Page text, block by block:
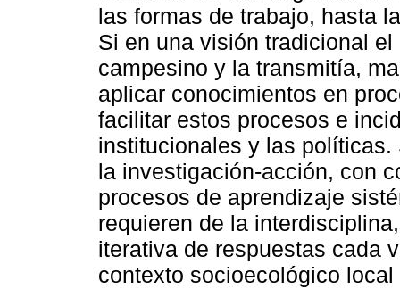
las formas de trabajo, hasta
Si en una visión tradicional
campesino y la transmitía,
aplicar conocimientos en
facilitar estos procesos e
institucionales y las
la investigación-acción, con
procesos de aprendizaje
requieren de la
iterativa de respuestas cada
contexto socioecológico